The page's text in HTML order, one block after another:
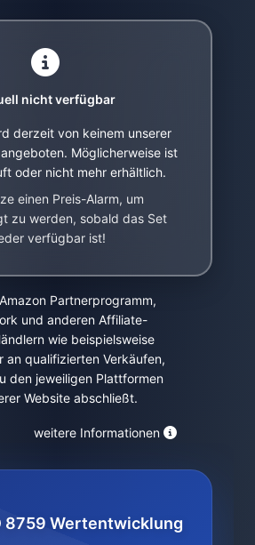
nicht verfügbar
derzeit von keinem unserer
Möglicherweise ist
oder nicht mehr erhältlich.
einen Preis-Alarm, um
zu werden, sobald das Set
verfügbar ist!
Partnerprogramm,
und anderen Affiliate-
wie beispielsweise
an qualifizierten Verkäufen,
den jeweiligen Plattformen
Website abschließt.
weitere Informationen
8759 Wertentwicklung